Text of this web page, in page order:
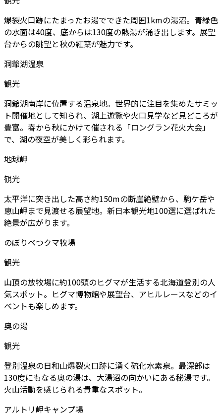
爆裂火口跡にたまったお湯でできた周囲1kmの湯沼。青緑色
の水面は40度、底からは130度の熱湯が涌き出します。展望
台からの眺望と秋の紅葉が魅力です。
洞爺湖温泉
観光
洞爺湖南岸に位置する温泉地。世界的に注目を集めたサミッ
ト開催地として知られ、湖上遊覧や火口見学など見どころが
豊富。春から秋にかけて催される「ロングラン花火大会」
で、湖の夜空が美しく彩られます。
地球岬
観光
太平洋に突き出した高さ約150mの断崖絶壁から、駒ケ岳や
恵山岬まで見渡せる展望地。新日本観光地100選に選ばれた
絶景が広がります。
のぼりべつクマ牧場
観光
山頂の放牧場に約100頭のヒグマが生活する北海道登別の人
気スポット。ヒグマ博物館や展望台、アヒルレースなどのイ
ベントも楽しめます。
奥の湯
観光
登別温泉の日和山爆裂火口跡に湧く硫化水素泉。最深部は
130度にもなる奥の湯は、大湯沼の向かいにある秘湯です。
火山活動を感じられる貴重なスポット。
アルトリ岬キャンプ場